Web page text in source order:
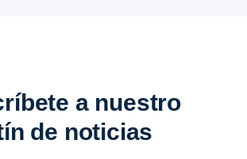
a nuestro
de noticias